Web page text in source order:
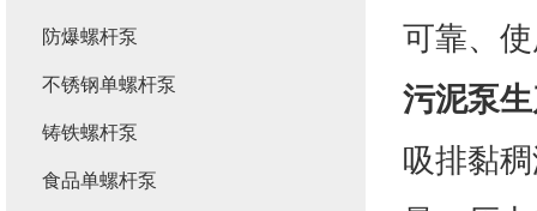
可靠、
污泥泵
吸排黏
防爆螺杆泵
不锈钢单螺杆泵
铸铁螺杆泵
食品单螺杆泵